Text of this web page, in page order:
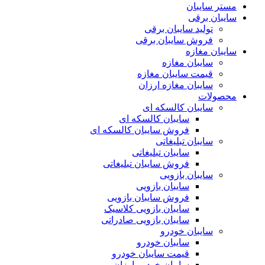
مستر سایبان
سایبان برقی
تولید سایبان برقی
فروش سایبان برقی
سایبان مغازه
سایبان مغازه
قیمت سایبان مغازه
سایبان مغازه ارزان
محصولات
سایبان کالسکه ای
سایبان کالسکه ای
فروش سایبان کالسکه ای
سایبان تبلیغاتی
سایبان تبلیغاتی
فروش سایبان تبلیغاتی
سایبان بازویی
سایبان بازویی
فروش سایبان بازویی
سایبان بازویی کلاسیک
سایبان بازویی صادراتی
سایبان خودرو
سایبان خودرو
قیمت سایبان خودرو